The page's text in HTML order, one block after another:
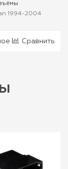
1994-2004
Сравнить